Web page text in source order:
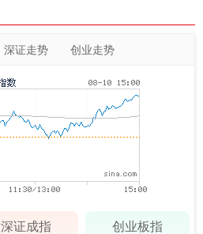
深证走势 创业走势
深证成指 创业板指